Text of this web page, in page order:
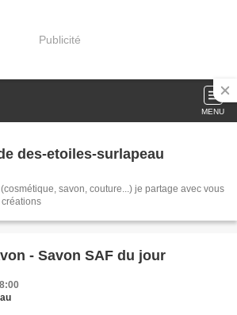
Publicité
MENU
des-etoiles-surlapeau
savon, couture...) je partage avec vous
- Savon SAF du jour